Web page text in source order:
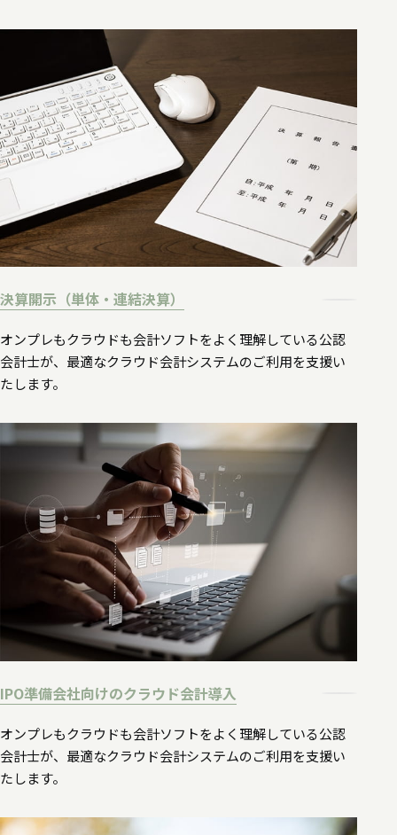
決算開示（単体・連結決算）
オンプレもクラウドも会計ソフトをよく理解している公認
会計士が、最適なクラウド会計システムのご利用を支援い
たします。
IPO準備会社向けのクラウド会計導入
オンプレもクラウドも会計ソフトをよく理解している公認
会計士が、最適なクラウド会計システムのご利用を支援い
たします。